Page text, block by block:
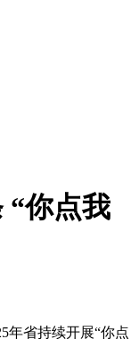
“你点我
省持续开展“你点